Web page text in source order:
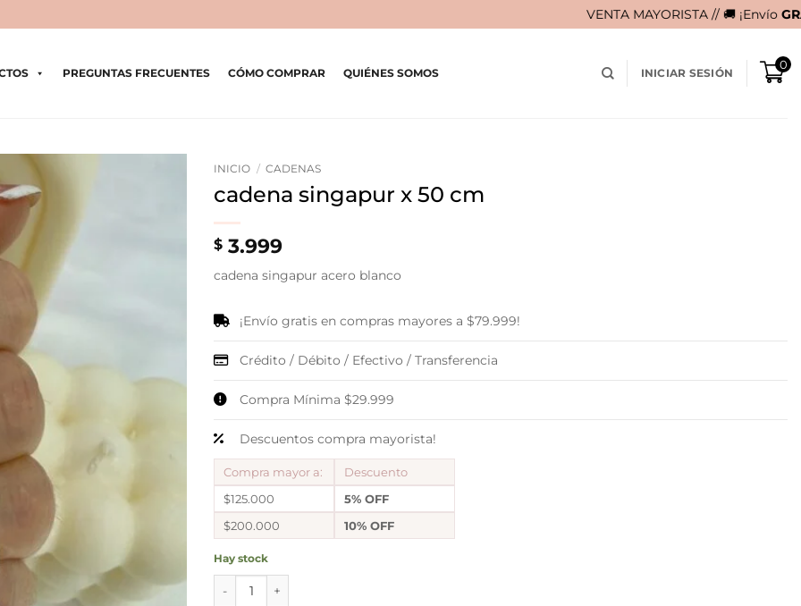
VENTA MAYORISTA // 🚚 ¡EnvíoGRATISen
PREGUNTAS FRECUENTES CÓMO COMPRAR QUIÉNES SOMOS INICIAR SESIÓN
0
INICIO / CADENAS
cadena singapur x 50 cm
$ 3.999
cadena singapur acero blanco
¡Envío gratis en compras mayores a $79.999!
Crédito / Débito / Efectivo / Transferencia
Compra Mínima $29.999
Descuentos compra mayorista!
Compra mayor a:
Descuento
$125.000
5% OFF
$200.000
10% OFF
Hay stock
cadena singapur x 50 cm cantidad